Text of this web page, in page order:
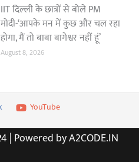
IIT दिल्ली के छात्रों से बोले PM
मोदी-‘आपके मन में कुछ और चल रहा
होगा, मैं तो बाबा बागेश्वर नहीं हूं’
August 8, 2026
YouTube
| Powered by A2CODE.IN